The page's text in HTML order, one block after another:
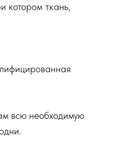
котором ткань,
всю необходимую